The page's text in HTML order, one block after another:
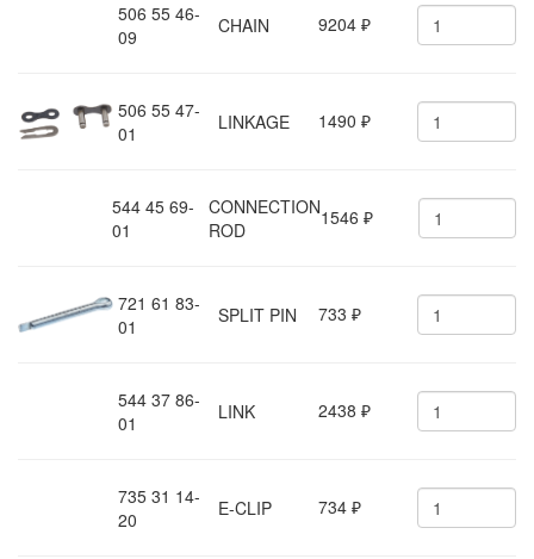
506 55 46-
09
CHAIN 9204 ₽
506 55 47-
01
LINKAGE 1490 ₽
544 45 69-
01
CONNECTION
ROD
1546 ₽
721 61 83-
01
SPLIT PIN 733 ₽
544 37 86-
01
LINK 2438 ₽
735 31 14-
20
E-CLIP 734 ₽